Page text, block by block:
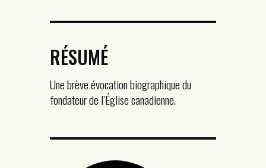
RÉSUMÉ
Une brève évocation biographique du
fondateur de l’Église canadienne.